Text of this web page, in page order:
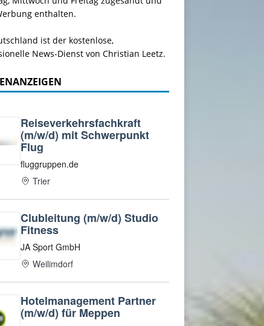
enthalten.
ist der kostenlose,
News-Dienst von Christian Leetz.